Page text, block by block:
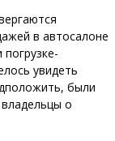
в автосалоне
увидеть
были
о